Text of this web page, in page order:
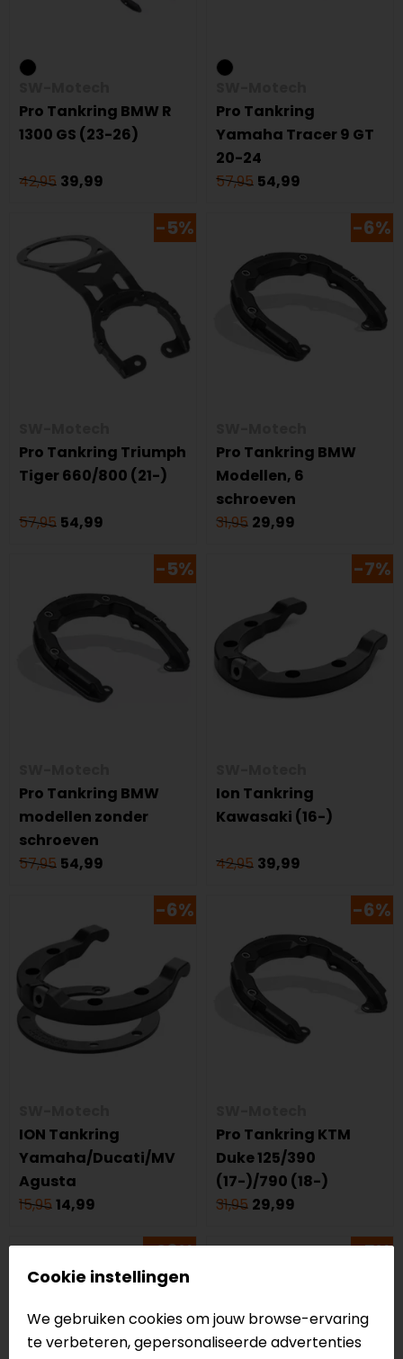
Pro Tankring BMW R
1300 GS (23-26)
42,95 39,99
Pro Tankring
Yamaha Tracer 9 GT
20-24
57,95 54,99
-5%
Pro Tankring Triumph
Tiger 660/800 (21-)
57,95 54,99
-6%
Pro Tankring BMW
Modellen, 6
schroeven
31,95 29,99
-5%
Pro Tankring BMW
modellen zonder
schroeven
57,95 54,99
-7%
Ion Tankring
Kawasaki (16-)
42,95 39,99
-6%
ION Tankring
Yamaha/Ducati/MV
Agusta
15,9514,99
-6%
Pro Tankring KTM
Duke 125/390
(17-)/790 (18-)
31,95 29,99
-28% -5%
Cookie instellingen
We gebruiken cookies om jouw browse-ervaring
te verbeteren, gepersonaliseerde advertenties